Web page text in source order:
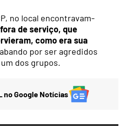
no local encontravam-
de serviço, que
como era sua
por ser agredidos
dos grupos.
no Google Notícias